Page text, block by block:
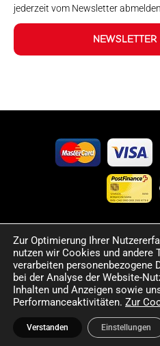
jederzeit vom Newsletter abmelden.
©2024 Happy Sport. Alle auf
Preise und Informationen
Fehler sowie Irrtümer
vor, jederzeit Änderungen
und Aktualität der
übernehmen wir
Zur Optimierung Ihrer
nutzen wir Cookies und andere
verarbeiten personenbezogene
bei der Analyse der Website-
Inhalten und Anzeigen sowie
Performanceaktivitäten. Zur
Verstanden Einstellungen